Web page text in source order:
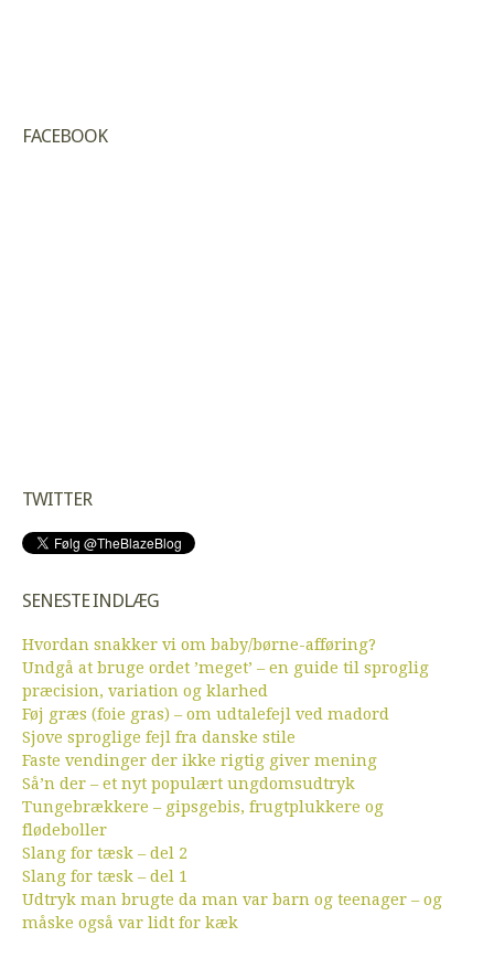
FACEBOOK
TWITTER
SENESTE INDLÆG
Hvordan snakker vi om baby/børne-afføring?
Undgå at bruge ordet ’meget’ – en guide til sproglig
præcision, variation og klarhed
Føj græs (foie gras) – om udtalefejl ved madord
Sjove sproglige fejl fra danske stile
Faste vendinger der ikke rigtig giver mening
Så’n der – et nyt populært ungdomsudtryk
Tungebrækkere – gipsgebis, frugtplukkere og
flødeboller
Slang for tæsk – del 2
Slang for tæsk – del 1
Udtryk man brugte da man var barn og teenager – og
måske også var lidt for kæk